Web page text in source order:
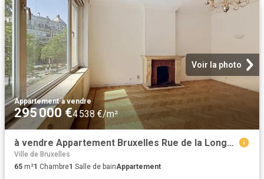
Voir la photo
Appartement·à vendre
295 000 €4 538 €/m²
à vendre Appartement Bruxelles Rue de la Longue Haie
Ville de Bruxelles
65 m²1 Chambre1 Salle de bainAppartement